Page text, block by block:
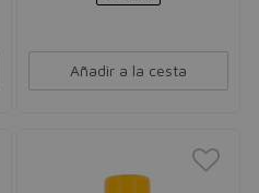
Añadir a la cesta